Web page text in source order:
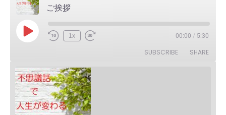
ご挨拶
Play
Episode
1x 00:00 / 5:30
SUBSCRIBE SHARE